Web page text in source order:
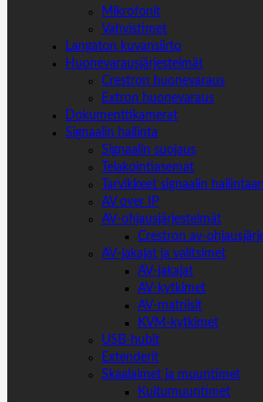
Mikrofonit
Vahvistimet
Langaton kuvansiirto
Huonevarausjärjestelmät
Crestron huonevaraus
Extron huonevaraus
Dokumenttikamerat
Signaalin hallinta
Signaalin suojaus
Telakointiasemat
Tarvikkeet signaalin hallintaan
AV over IP
AV-ohjausjärjestelmät
Crestron av-
AV-jakajat ja valitsimet
AV-jakajat
AV-kytkimet
AV-matriisit
KVM-kytkimet
USB-hubit
Extenderit
Skaalaimet ja muuntimet
Kuitumuuntimet